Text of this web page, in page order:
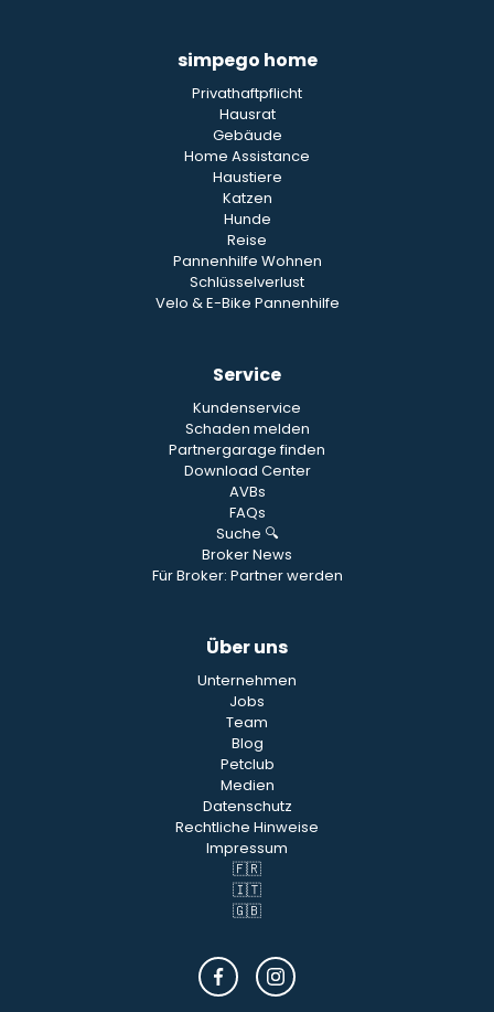
simpego home
Privathaftpflicht
Hausrat
Gebäude
Home Assistance
Haustiere
Katzen
Hunde
Reise
Pannenhilfe Wohnen
Schlüsselverlust
Velo & E-Bike Pannenhilfe
Service
Kundenservice
Schaden melden
Partnergarage finden
Download Center
AVBs
FAQs
Suche 🔍
Broker News
Für Broker: Partner werden
Über uns
Unternehmen
Jobs
Team
Blog
Petclub
Medien
Datenschutz
Rechtliche Hinweise
Impressum
🇫🇷
🇮🇹
🇬🇧